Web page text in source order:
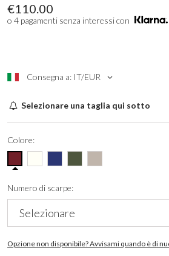
€110.00
o 4 pagamenti senza interessi con
Consegna a: IT/EUR
Selezionare una taglia qui sotto
Colore:
Numero di scarpe:
Opzione non disponibile? Avvisami quando è di